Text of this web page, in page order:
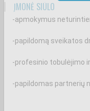
ĮMONĖ SIŪLO
-apmokymus
-papildomą sveikatos
-profesinio tobulėjimo
-papildomas partnerių